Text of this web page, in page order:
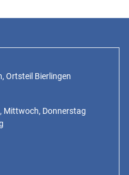
Ortsteil Bierlingen
Mittwoch, Donnerstag